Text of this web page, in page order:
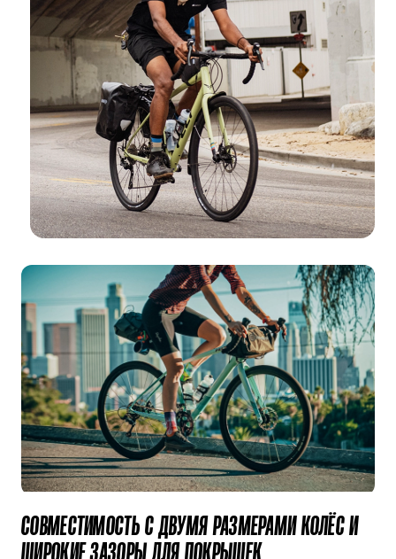
СОВМЕСТИМОСТЬ С ДВУМЯ РАЗМЕРАМИ КОЛЁС И
ШИРОКИЕ ЗАЗОРЫ ДЛЯ ПОКРЫШЕК